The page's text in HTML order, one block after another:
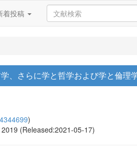
着投稿
、さらに学と哲学および学と倫理
)
(Released:2021-05-17)